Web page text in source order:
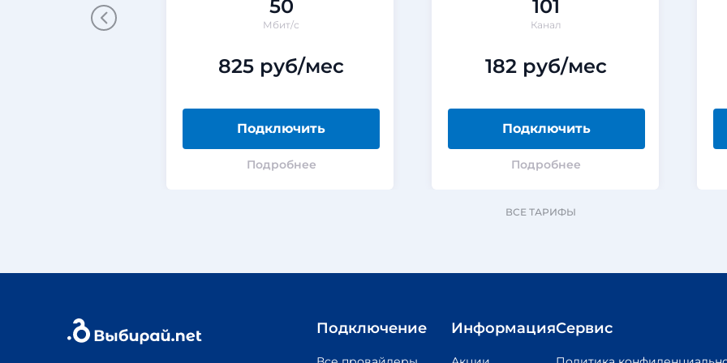
50
Мбит/с
825 руб/мес
Подключить
Подробнее
101
Канал
182 руб/мес
Подключить
Подробнее
ВСЕ ТАРИФЫ
Подключение ИнформацияСервис